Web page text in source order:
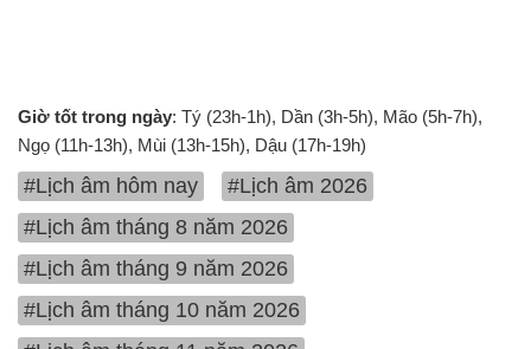
Giờ tốt trong ngày: Tý (23h-1h), Dần (3h-5h), Mão (5h-7h),
Ngọ (11h-13h), Mùi (13h-15h), Dậu (17h-19h)
#Lịch âm hôm nay
#Lịch âm 2026
#Lịch âm tháng 8 năm 2026
#Lịch âm tháng 9 năm 2026
#Lịch âm tháng 10 năm 2026